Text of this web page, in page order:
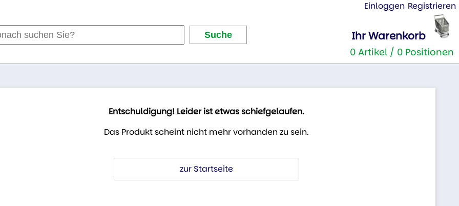
Einloggen Registrieren
Ihr Warenkorb
0 Artikel / 0 Positionen
Entschuldigung! Leider ist etwas schiefgelaufen.
Das Produkt scheint nicht mehr vorhanden zu sein.
zur Startseite